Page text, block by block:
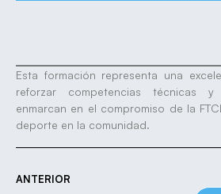
Esta formación representa una
reforzar competencias técnicas
enmarcan en el compromiso de la
deporte en la comunidad.
ANTERIOR